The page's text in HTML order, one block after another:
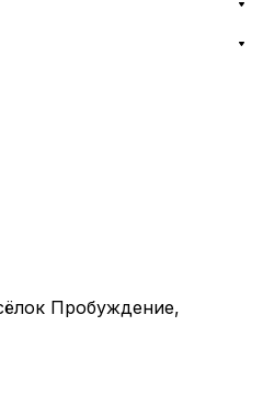
Пробуждение,